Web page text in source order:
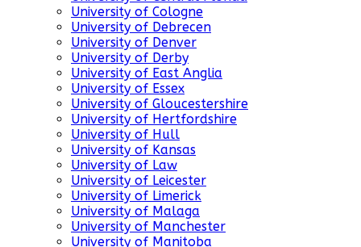
University of Cologne
University of Debrecen
University of Denver
University of Derby
University of East Anglia
University of Essex
University of Gloucestershire
University of Hertfordshire
University of Hull
University of Kansas
University of Law
University of Leicester
University of Limerick
University of Malaga
University of Manchester
University of Manitoba